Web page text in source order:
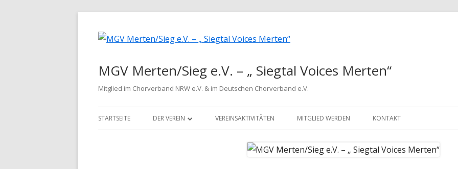
MGV Merten/Sieg e.V. – „ Siegtal Voices Merten“
Mitglied im Chorverband NRW e.V. & im Deutschen Chorverband e.V.
Primäres
STARTSEITE DER VEREIN VEREINSAKTIVITÄTEN MITGLIED WERDEN KONTAKT